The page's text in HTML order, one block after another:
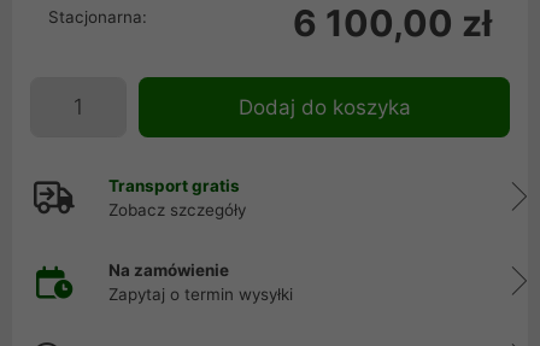
Stacjonarna: 6 100,00 zł
Dodaj do koszyka
Transport gratis
Zobacz szczegóły
Na zamówienie
Zapytaj o termin wysyłki